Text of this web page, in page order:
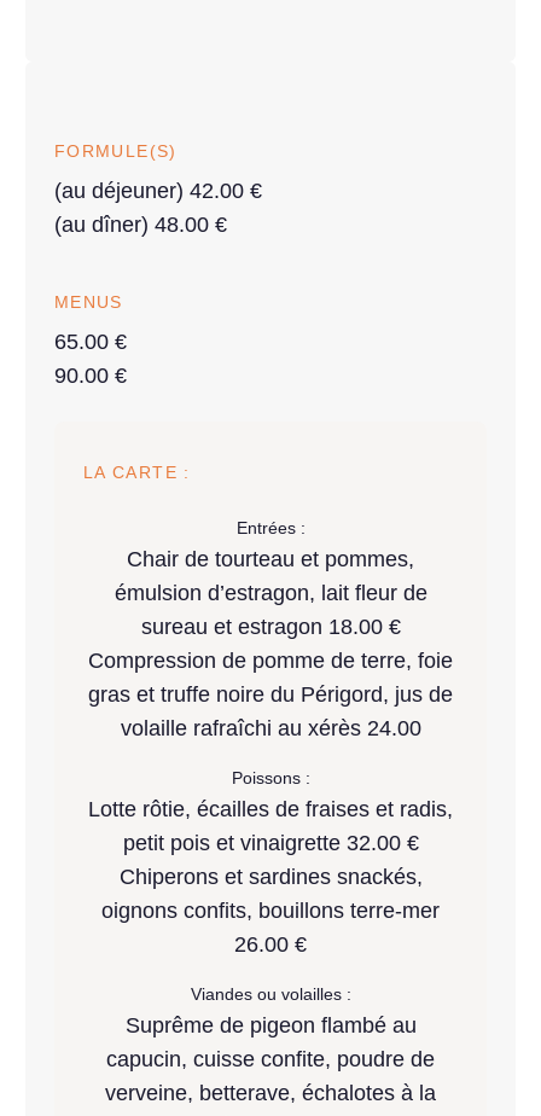
FORMULE(S)
(au déjeuner) 42.00 €
(au dîner) 48.00 €
MENUS
65.00 €
90.00 €
LA CARTE :
Entrées :
Chair de tourteau et pommes,
émulsion d’estragon, lait fleur de
sureau et estragon 18.00 €
Compression de pomme de terre, foie
gras et truffe noire du Périgord, jus de
volaille rafraîchi au xérès 24.00
Poissons :
Lotte rôtie, écailles de fraises et radis,
petit pois et vinaigrette 32.00 €
Chiperons et sardines snackés,
oignons confits, bouillons terre-mer
26.00 €
Viandes ou volailles :
Suprême de pigeon flambé au
capucin, cuisse confite, poudre de
verveine, betterave, échalotes à la